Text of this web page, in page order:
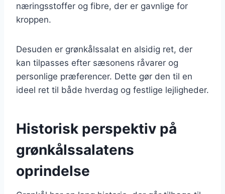
næringsstoffer og fibre, der er gavnlige for
kroppen.
Desuden er grønkålssalat en alsidig ret, der
kan tilpasses efter sæsonens råvarer og
personlige præferencer. Dette gør den til en
ideel ret til både hverdag og festlige lejligheder.
Historisk perspektiv på
grønkålssalatens
oprindelse